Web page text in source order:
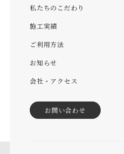
私たちのこだわり
施工実績
ご利用方法
お知らせ
会社・アクセス
お問い合わせ